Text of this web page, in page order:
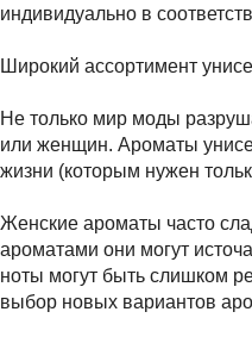
индивидуально в
Широкий ассортимент
Не только мир моды
или женщин. Ароматы
жизни (которым нужен
Женские ароматы часто
ароматами они могут
ноты могут быть слишком
выбор новых вариантов